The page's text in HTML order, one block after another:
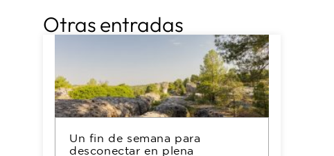
Otras entradas
Un fin de semana para
desconectar en plena